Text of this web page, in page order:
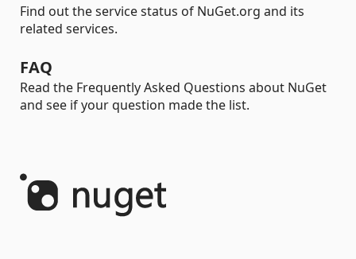
Find out the service status of NuGet.org and its
related services.
FAQ
Read the Frequently Asked Questions about NuGet
and see if your question made the list.